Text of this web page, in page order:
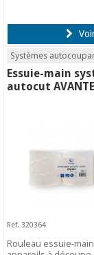
Systèmes
Essuie-main
autocut
Ref. 320364
Rouleau essuie-